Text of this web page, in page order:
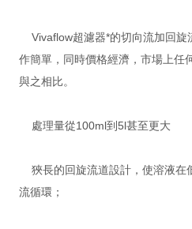
Vivaflow超濾器*的切向流加回旋流設
作簡單，同時價格經濟，市場上
與之相比。
處理量從100ml到5l甚至更大
狹長的回旋流道設計，使溶液
流循環；